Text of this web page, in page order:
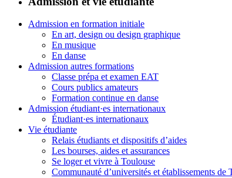
Admission en formation initiale
En art, design ou design graphique
En musique
En danse
Admission autres formations
Classe prépa et examen EAT
Cours publics amateurs
Formation continue en danse
Admission étudiant·es internationaux
Étudiant·es internationaux
Vie étudiante
Relais étudiants et dispositifs d’aides
Les bourses, aides et assurances
Se loger et vivre à Toulouse
Communauté d’universités et établissements de